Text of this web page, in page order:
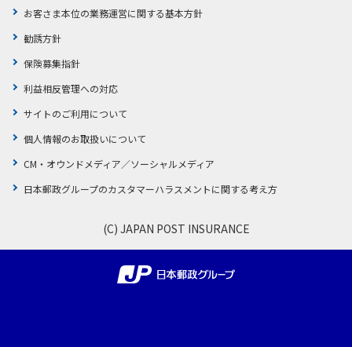
各種サービス・お知らせ
かんぽプラチナライフサービス
ご契約のしおり・約款（Web約款）
お問い合わせ
ご契約手続きの流れ
保険料のお払込方法
保険用語集
お問い合わせ
健康情報
かんぽアプリ～かんぽの健康と安心を手のひらに～
かんぽブランド
かんぽ生命のサステナビリティ
お客さまの声／お客さまサービス向上の取組み
お客さま本位の業務運営に関する基本方針
勧誘方針
保険募集指針
利益相反管理への対応
サイトのご利用について
個人情報のお取扱いについて
CM・オウンドメディア／ソーシャルメディア
日本郵政グループのカスタマーハラスメントに関する考え方
(C) JAPAN POST INSURANCE